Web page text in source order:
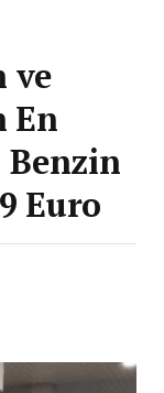
ve
En
Benzin
Euro